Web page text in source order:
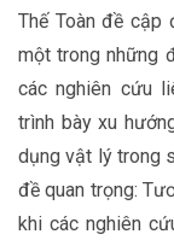
Thế Toàn đề cập
một trong những
các nghiên cứu
trình bày xu
dụng vật lý trong
đề quan trọng:
khi các nghiên